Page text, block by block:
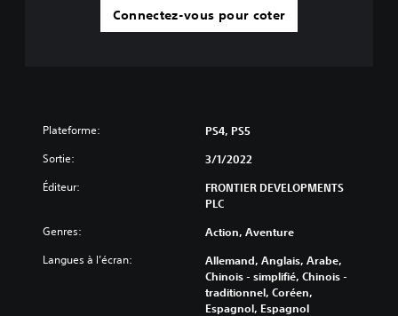
Connectez-vous pour coter
Plateforme: PS4, PS5
Sortie: 3/1/2022
Éditeur:
FRONTIER DEVELOPMENTS
PLC
Genres: Action, Aventure
Langues à l’écran:
Allemand, Anglais, Arabe,
Chinois - simplifié, Chinois -
traditionnel, Coréen,
Espagnol, Espagnol